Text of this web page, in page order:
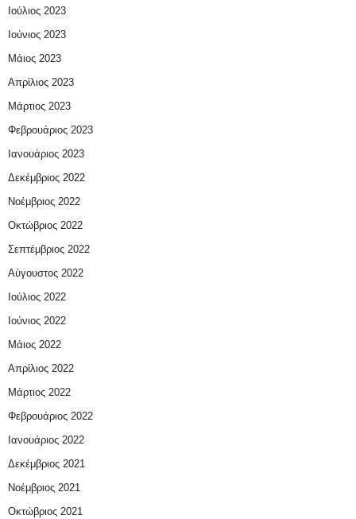
Ιούλιος 2023
Ιούνιος 2023
Μάιος 2023
Απρίλιος 2023
Μάρτιος 2023
Φεβρουάριος 2023
Ιανουάριος 2023
Δεκέμβριος 2022
Νοέμβριος 2022
Οκτώβριος 2022
Σεπτέμβριος 2022
Αύγουστος 2022
Ιούλιος 2022
Ιούνιος 2022
Μάιος 2022
Απρίλιος 2022
Μάρτιος 2022
Φεβρουάριος 2022
Ιανουάριος 2022
Δεκέμβριος 2021
Νοέμβριος 2021
Οκτώβριος 2021